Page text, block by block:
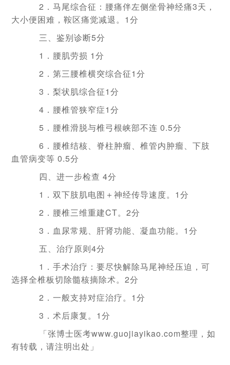
2．马尾综合征：腰痛伴左侧坐骨神经痛3天，
大小便困难，鞍区痛觉减退。1分
三、鉴别诊断5分
1．腰肌劳损 1分
2．第三腰椎横突综合征1分
3．梨状肌综合征1分
4．腰椎管狭窄症1分
5．腰椎滑脱与椎弓根峡部不连 0.5分
6．腰椎结核、脊柱肿瘤、椎管内肿瘤、下肢
血管病变等 0.5分
四、进一步检查 4分
1．双下肢肌电图＋神经传导速度。 1分
2．腰椎三维重建CT。2分
3．血尿常规、肝肾功能、凝血功能。 1分
五、治疗原则4分
1．手术治疗：要尽快解除马尾神经压迫，可
选择全椎板切除髓核摘除术。2分
2．一般支持对症治疗。 1分
3．术后康复。1分
「张博士医考www.guojiayikao.com整理，如
有转载，请注明出处」